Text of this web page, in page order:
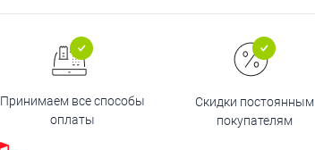
Принимаем все способы
оплаты
Скидки постоянным
покупателям